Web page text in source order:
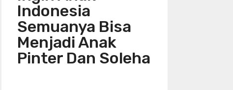
Indonesia
Semuanya Bisa
Menjadi Anak
Pinter Dan Soleha